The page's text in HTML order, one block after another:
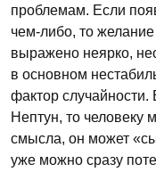
проблемам. Если
чем-либо, то желание
выражено неярко,
в основном
фактор
Нептун, то человеку
смысла, он может
уже можно сразу